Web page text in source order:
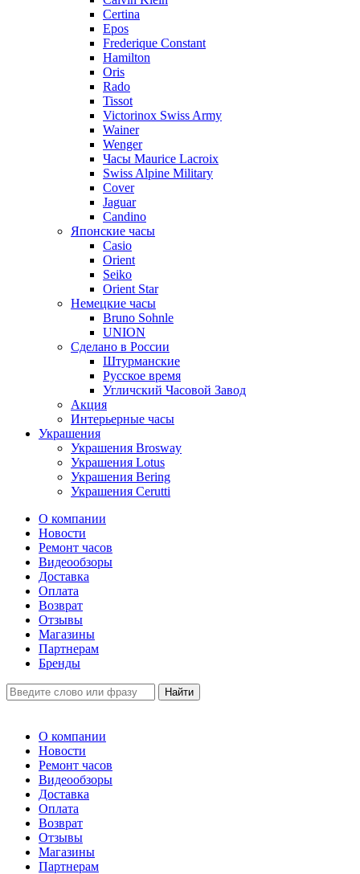
Certina
Epos
Frederique Constant
Hamilton
Oris
Rado
Tissot
Victorinox Swiss Army
Wainer
Wenger
Часы Maurice Lacroix
Swiss Alpine Military
Cover
Jaguar
Candino
Японские часы
Casio
Orient
Seiko
Orient Star
Немецкие часы
Bruno Sohnle
UNION
Сделано в России
Штурманские
Русское время
Угличский Часовой Завод
Акция
Интерьерные часы
Украшения
Украшения Brosway
Украшения Lotus
Украшения Bering
Украшения Cerutti
О компании
Новости
Ремонт часов
Видеообзоры
Доставка
Оплата
Возврат
Отзывы
Магазины
Партнерам
Бренды
О компании
Новости
Ремонт часов
Видеообзоры
Доставка
Оплата
Возврат
Отзывы
Магазины
Партнерам